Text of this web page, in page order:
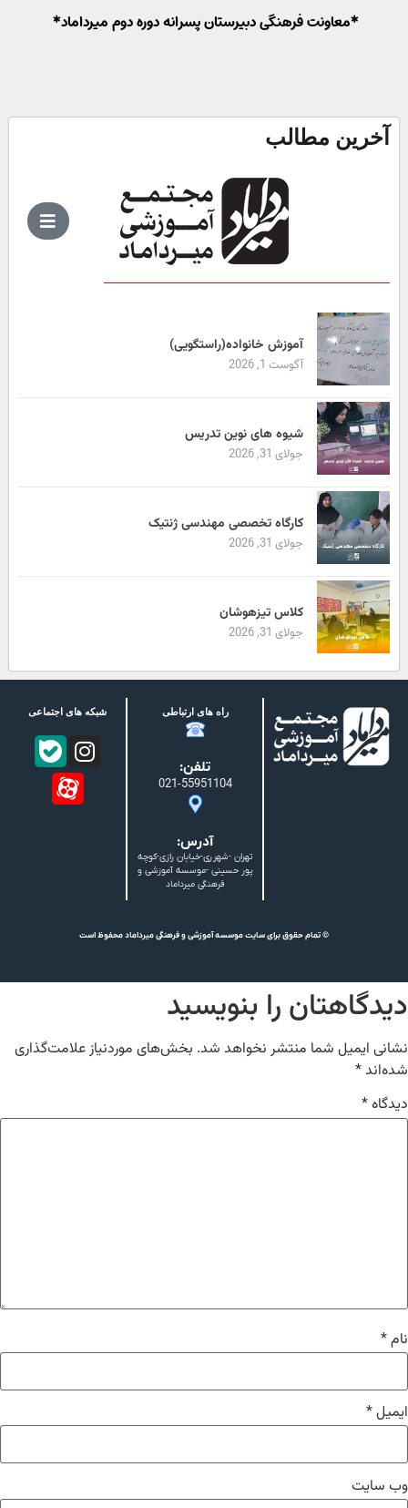
*معاونت فرهنگی دبیرستان پسرانه دوره دوم میرداماد*
آخرین مطالب
آموزش خانواده(راستگویی)
آگوست 1, 2026
شیوه های نوین تدریس
جولای 31, 2026
کارگاه تخصصی مهندسی ژنتیک
جولای 31, 2026
کلاس تیزهوشان
جولای 31, 2026
راه های ارتباطی
تلفن:
021-55951104
آدرس:
تهران -شهرری-خیابان رازی-کوچه
پور حسینی -موسسه آموزشی و
فرهنگی میرداماد
شبکه های اجتماعی
© تمام حقوق برای سایت موسسه آموزشی و فرهنگی میرداماد محفوظ است
دیدگاهتان را بنویسید
نشانی ایمیل شما منتشر نخواهد شد. بخش‌های موردنیاز علامت‌گذاری
شده‌اند*
دیدگاه*
نام*
ایمیل*
وب‌ سایت